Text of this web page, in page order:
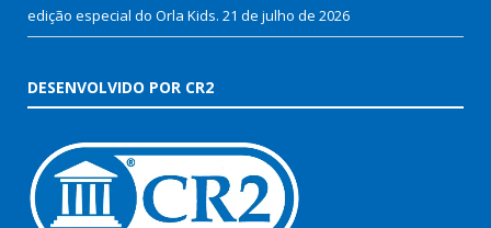
edição especial do Orla Kids. 21 de julho de 2026
DESENVOLVIDO POR CR2